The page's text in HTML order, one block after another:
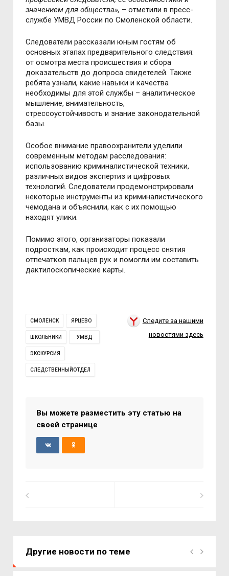
значением для общества», – отметили в пресс-
службе УМВД России по Смоленской области.
Следователи рассказали юным гостям об
основных этапах предварительного следствия:
от осмотра места происшествия и сбора
доказательств до допроса свидетелей. Также
ребята узнали, какие навыки и качества
необходимы для этой службы – аналитическое
мышление, внимательность,
стрессоустойчивость и знание законодательной
базы.
Особое внимание правоохранители уделили
современным методам расследования:
использованию криминалистической техники,
различных видов экспертиз и цифровых
технологий. Следователи продемонстрировали
некоторые инструменты из криминалистического
чемодана и объяснили, как с их помощью
находят улики.
Помимо этого, организаторы показали
подросткам, как происходит процесс снятия
отпечатков пальцев рук и помогли им составить
дактилоскопические карты.
СМОЛЕНСК ЯРЦЕВО
ШКОЛЬНИКИ УМВД
ЭКСКУРСИЯ
СЛЕДСТВЕННЫЙОТДЕЛ
Следите за нашими
новостями здесь
Вы можете разместить эту статью на
своей странице
Другие новости по теме